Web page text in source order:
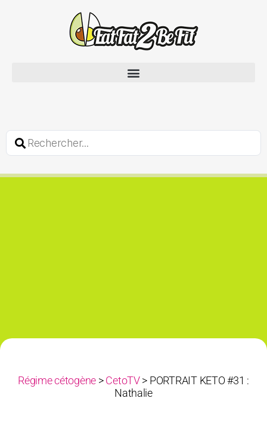
Régime cétogène >CetoTV> PORTRAIT KETO #31 :
Nathalie